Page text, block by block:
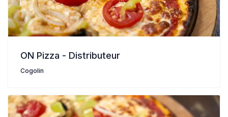
ON Pizza - Distributeur
Cogolin